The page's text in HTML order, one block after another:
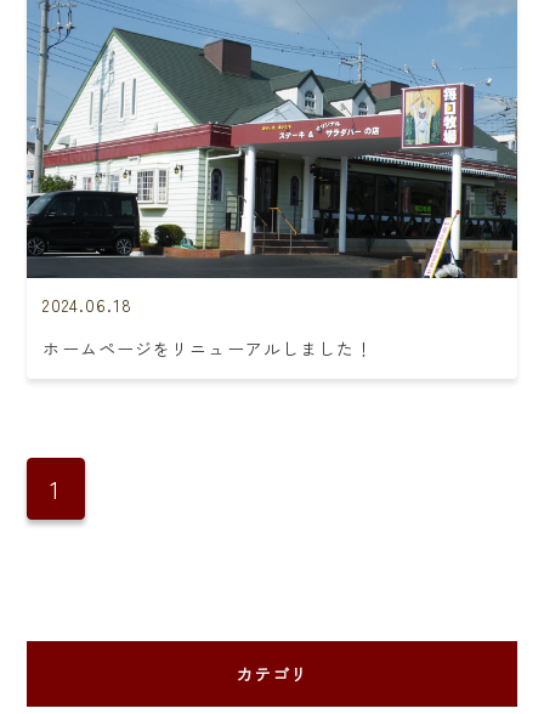
2024.06.18
ホームページをリニューアルしました！
1
カテゴリ